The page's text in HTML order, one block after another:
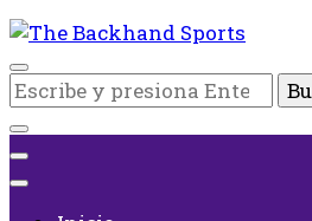
The Backhand Sports
Inicio
¿Buscas
algo?